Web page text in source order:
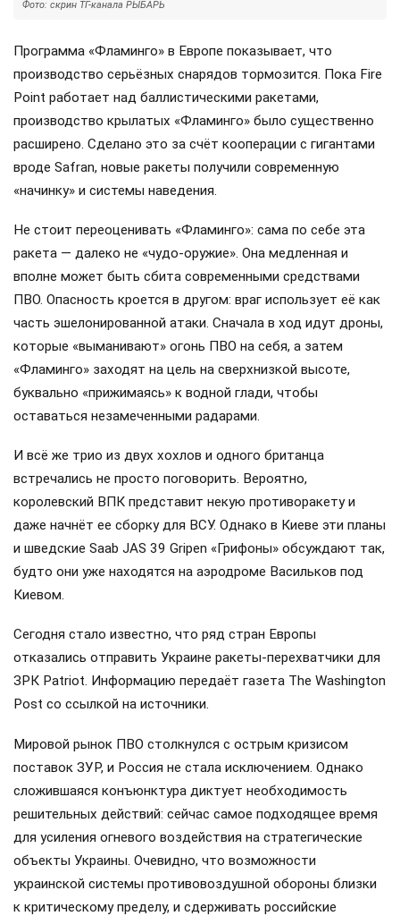
Фото: скрин ТГ-канала РЫБАРЬ
Программа «Фламинго» в Европе показывает, что
производство серьёзных снарядов тормозится. Пока Fire
Point работает над баллистическими ракетами,
производство крылатых «Фламинго» было существенно
расширено. Сделано это за счёт кооперации с гигантами
вроде Safran, новые ракеты получили современную
«начинку» и системы наведения.
Не стоит переоценивать «Фламинго»: сама по себе эта
ракета — далеко не «чудо-оружие». Она медленная и
вполне может быть сбита современными средствами
ПВО. Опасность кроется в другом: враг использует её как
часть эшелонированной атаки. Сначала в ход идут дроны,
которые «выманивают» огонь ПВО на себя, а затем
«Фламинго» заходят на цель на сверхнизкой высоте,
буквально «прижимаясь» к водной глади, чтобы
оставаться незамеченными радарами.
И всё же трио из двух хохлов и одного британца
встречались не просто поговорить. Вероятно,
королевский ВПК представит некую противоракету и
даже начнёт ее сборку для ВСУ. Однако в Киеве эти планы
и шведские Saab JAS 39 Gripen «Грифоны» обсуждают так,
будто они уже находятся на аэродроме Васильков под
Киевом.
Сегодня стало известно, что ряд стран Европы
отказались отправить Украине ракеты-перехватчики для
ЗРК Patriot. Информацию передаёт газета The Washington
Post со ссылкой на источники.
Мировой рынок ПВО столкнулся с острым кризисом
поставок ЗУР, и Россия не стала исключением. Однако
сложившаяся конъюнктура диктует необходимость
решительных действий: сейчас самое подходящее время
для усиления огневого воздействия на стратегические
объекты Украины. Очевидно, что возможности
украинской системы противовоздушной обороны близки
к критическому пределу, и сдерживать российские